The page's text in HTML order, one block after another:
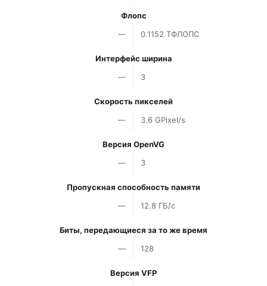
Флопс
—
0.1152 ТФЛОПС
Интерфейс ширина
—
3
Скорость пикселей
—
3.6 GPixel/s
Версия OpenVG
—
3
Пропускная способность памяти
—
12.8 ГБ/с
Биты, передающиеся за то же время
—
128
Версия VFP